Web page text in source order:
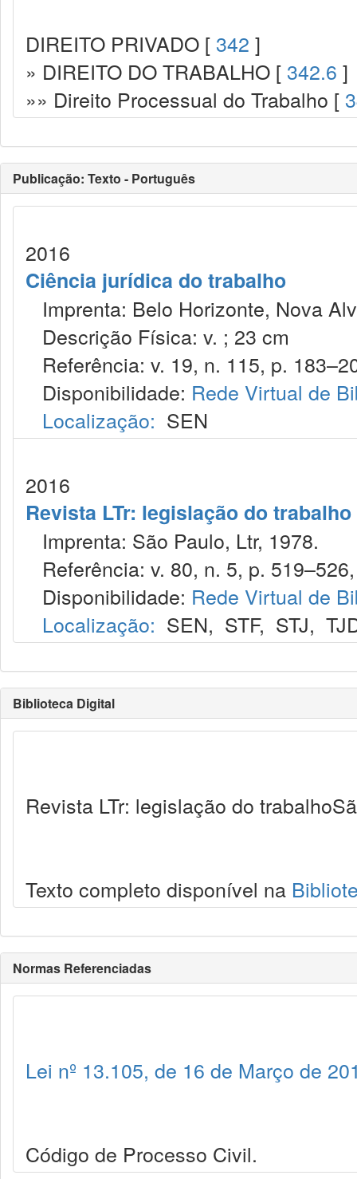
DIREITO PRIVADO [ 342 ]
» DIREITO DO TRABALHO [ 342.6 ]
»» Direito Processual do Trabalho [
Publicação: Texto - Português
2016
Ciência jurídica do trabalho
Imprenta: Belo Horizonte, Nova
Descrição Física: v. ; 23 cm
Referência: v. 19, n. 115, p.
Disponibilidade: Rede Virtual de
Localização: SEN
2016
Revista LTr: legislação do trabalho
Imprenta: São Paulo, Ltr, 1978.
Referência: v. 80, n. 5, p.
Disponibilidade: Rede Virtual de
Localização: SEN, STF, STJ,
Biblioteca Digital
Revista LTr: legislação do
Texto completo disponível na
Normas Referenciadas
Lei nº 13.105, de 16 de Março de
Código de Processo Civil.